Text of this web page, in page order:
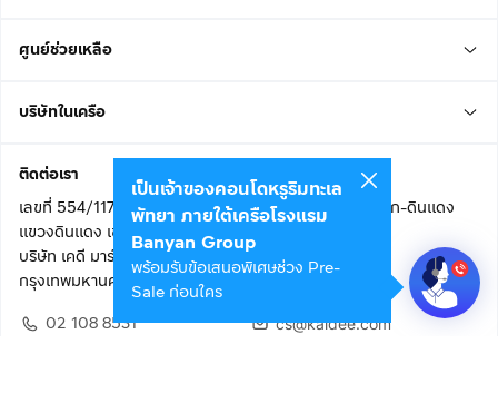
ศูนย์ช่วยเหลือ
บริษัทในเครือ
ติดต่อเรา
เลขที่ 554/117 อาคารสกายไนน์ เซ็นเตอร์ ชั้น 22 ถนนอโศก-ดินแดง
แขวงดินแดง เขตดินแดง
บริษัท เคดี มาร์เก็ตเพลส จำกัด (สำนักงานใหญ่)
กรุงเทพมหานคร 10400
02 108 8531
cs@kaidee.com
เป็นเจ้าของคอนโดหรูริมทะเล
พัทยา ภายใต้เครือโรงแรม
Banyan Group
พร้อมรับข้อเสนอพิเศษช่วง Pre-
Sale ก่อนใคร